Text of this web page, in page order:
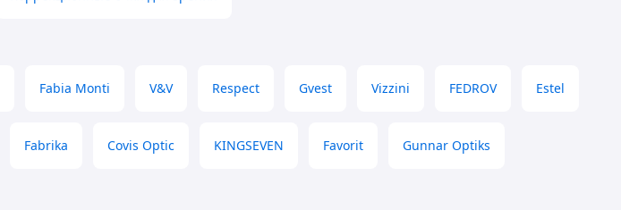
Fabia Monti V&V Respect Gvest Vizzini FEDROV Estel
Fabrika Covis Optic KINGSEVEN Favorit Gunnar Optiks